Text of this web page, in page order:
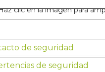
clic en la imagen para
de seguridad
de seguridad